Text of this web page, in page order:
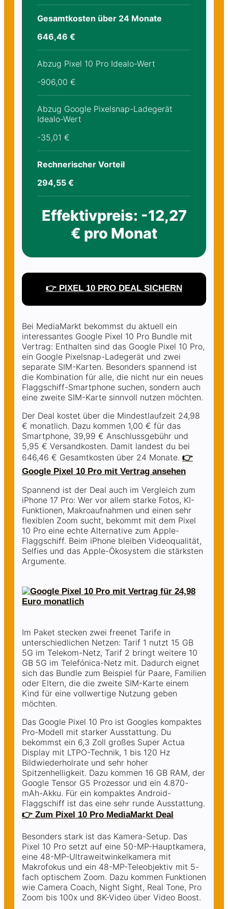
Gesamtkosten über 24 Monate
646,46 €
Abzug Pixel 10 Pro Idealo-Wert
-906,00 €
Abzug Google Pixelsnap-Ladegerät
Idealo-Wert
-35,01 €
Rechnerischer Vorteil
294,55 €
Effektivpreis: -12,27
€ pro Monat
👉 PIXEL 10 PRO DEAL SICHERN
Bei MediaMarkt bekommst du aktuell ein
interessantes Google Pixel 10 Pro Bundle mit
Vertrag: Enthalten sind das Google Pixel 10 Pro,
ein Google Pixelsnap-Ladegerät und zwei
separate SIM-Karten. Besonders spannend ist
die Kombination für alle, die nicht nur ein neues
Flaggschiff-Smartphone suchen, sondern auch
eine zweite SIM-Karte sinnvoll nutzen möchten.
Der Deal kostet über die Mindestlaufzeit 24,98
€ monatlich. Dazu kommen 1,00 € für das
Smartphone, 39,99 € Anschlussgebühr und
5,95 € Versandkosten. Damit landest du bei
646,46 € Gesamtkosten über 24 Monate. 👉
Google Pixel 10 Pro mit Vertrag ansehen
Spannend ist der Deal auch im Vergleich zum
iPhone 17 Pro: Wer vor allem starke Fotos, KI-
Funktionen, Makroaufnahmen und einen sehr
flexiblen Zoom sucht, bekommt mit dem Pixel
10 Pro eine echte Alternative zum Apple-
Flaggschiff. Beim iPhone bleiben Videoqualität,
Selfies und das Apple-Ökosystem die stärksten
Argumente.
Im Paket stecken zwei freenet Tarife in
unterschiedlichen Netzen: Tarif 1 nutzt 15 GB
5G im Telekom-Netz, Tarif 2 bringt weitere 10
GB 5G im Telefónica-Netz mit. Dadurch eignet
sich das Bundle zum Beispiel für Paare, Familien
oder Eltern, die die zweite SIM-Karte einem
Kind für eine vollwertige Nutzung geben
möchten.
Das Google Pixel 10 Pro ist Googles kompaktes
Pro-Modell mit starker Ausstattung. Du
bekommst ein 6,3 Zoll großes Super Actua
Display mit LTPO-Technik, 1 bis 120 Hz
Bildwiederholrate und sehr hoher
Spitzenhelligkeit. Dazu kommen 16 GB RAM, der
Google Tensor G5 Prozessor und ein 4.870-
mAh-Akku. Für ein kompaktes Android-
Flaggschiff ist das eine sehr runde Ausstattung.
👉 Zum Pixel 10 Pro MediaMarkt Deal
Besonders stark ist das Kamera-Setup. Das
Pixel 10 Pro setzt auf eine 50-MP-Hauptkamera,
eine 48-MP-Ultraweitwinkelkamera mit
Makrofokus und ein 48-MP-Teleobjektiv mit 5-
fach optischem Zoom. Dazu kommen Funktionen
wie Camera Coach, Night Sight, Real Tone, Pro
Zoom bis 100x und 8K-Video über Video Boost.